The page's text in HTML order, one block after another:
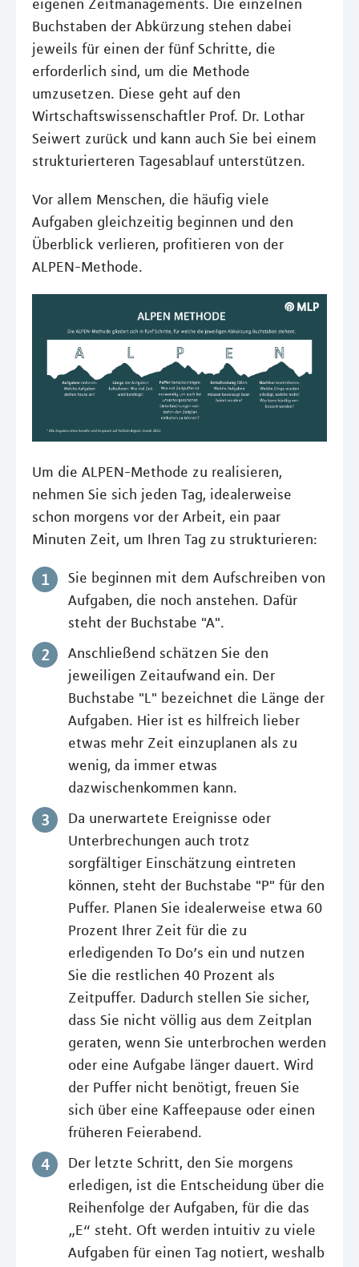
eigenen Zeitmanagements. Die einzelnen
Buchstaben der Abkürzung stehen dabei
jeweils für einen der fünf Schritte, die
erforderlich sind, um die Methode
umzusetzen. Diese geht auf den
Wirtschaftswissenschaftler Prof. Dr. Lothar
Seiwert zurück und kann auch Sie bei einem
strukturierteren Tagesablauf unterstützen.
Vor allem Menschen, die häufig viele
Aufgaben gleichzeitig beginnen und den
Überblick verlieren, profitieren von der
ALPEN-Methode.
Um die ALPEN-Methode zu realisieren,
nehmen Sie sich jeden Tag, idealerweise
schon morgens vor der Arbeit, ein paar
Minuten Zeit, um Ihren Tag zu strukturieren:
Sie beginnen mit dem Aufschreiben von
Aufgaben, die noch anstehen. Dafür
steht der Buchstabe "A".
Anschließend schätzen Sie den
jeweiligen Zeitaufwand ein. Der
Buchstabe "L" bezeichnet die Länge der
Aufgaben. Hier ist es hilfreich lieber
etwas mehr Zeit einzuplanen als zu
wenig, da immer etwas
dazwischenkommen kann.
Da unerwartete Ereignisse oder
Unterbrechungen auch trotz
sorgfältiger Einschätzung eintreten
können, steht der Buchstabe "P" für den
Puffer. Planen Sie idealerweise etwa 60
Prozent Ihrer Zeit für die zu
erledigenden To Do’s ein und nutzen
Sie die restlichen 40 Prozent als
Zeitpuffer. Dadurch stellen Sie sicher,
dass Sie nicht völlig aus dem Zeitplan
geraten, wenn Sie unterbrochen werden
oder eine Aufgabe länger dauert. Wird
der Puffer nicht benötigt, freuen Sie
sich über eine Kaffeepause oder einen
früheren Feierabend.
Der letzte Schritt, den Sie morgens
erledigen, ist die Entscheidung über die
Reihenfolge der Aufgaben, für die das
„E“ steht. Oft werden intuitiv zu viele
Aufgaben für einen Tag notiert, weshalb